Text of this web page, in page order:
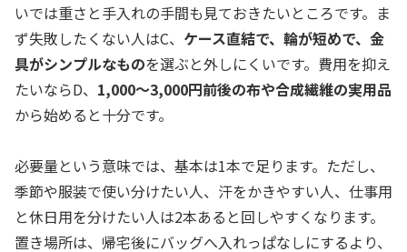
いでは重さと手入れの手間も見ておきたいところです。ま
ず失敗したくない人はC、 ケース直結で、輪が短めで、金
具がシンプルなものを選ぶと外しにくいです。費用を抑え
たいならD、 1,000〜3,000円前後の布や合成繊維の実用品
から始めると十分です。
必要量という意味では、基本は1本で足ります。ただし、
季節や服装で使い分けたい人、汗をかきやすい人、仕事用
と休日用を分けたい人は2本あると回しやすくなります。
置き場所は、帰宅後にバッグへ入れっぱなしにするより、